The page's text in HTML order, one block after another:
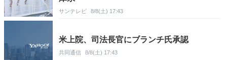
サンテレビ 8/8(土) 17:43
米上院、司法長官にブランチ氏承認
共同通信 8/8(土) 17:43